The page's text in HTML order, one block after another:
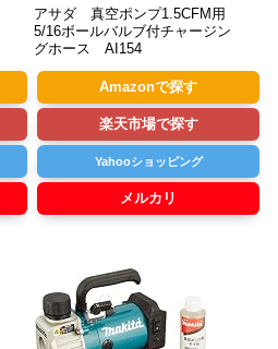
アサダ 真空ポンプ1.5CFM用
5/16ボールバルブ付チャージン
グホース AI154
Amazonで探す
楽天市場で探す
Yahooショッピング
メルカリ